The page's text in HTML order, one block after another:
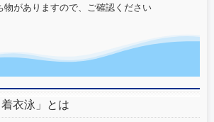
物がありますので、ご確認ください
衣泳」とは